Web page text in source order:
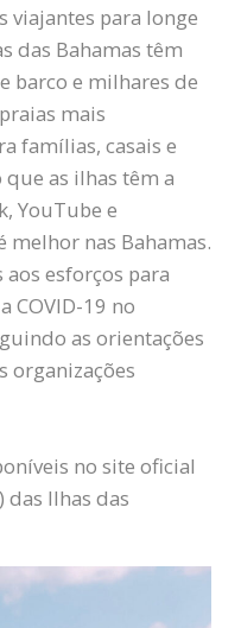
viajantes para longe
das Bahamas têm
barco e milhares de
mais
famílias, casais e
as ilhas têm a
YouTube e
melhor nas Bahamas.
esforços para
COVID-19 no
as orientações
organizações
no site oficial
Ilhas das